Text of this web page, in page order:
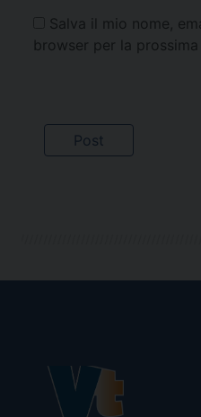
Salva il mio nome,
browser per la